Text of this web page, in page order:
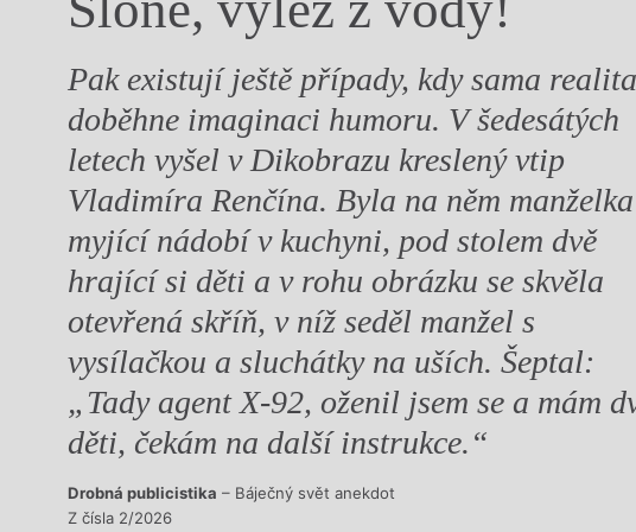
Výroční ceny
Pak existují ještě případy, kdy sama realita
doběhne imaginaci humoru. V šedesátých
letech vyšel v Dikobrazu kreslený vtip
Vladimíra Renčína. Byla na něm manželka
myjící nádobí v kuchyni, pod stolem dvě
hrající si děti a v rohu obrázku se skvěla
otevřená skříň, v níž seděl manžel s
vysílačkou a sluchátky na uších. Šeptal:
„Tady agent X-92, oženil jsem se a mám
děti, čekám na další instrukce.“
Drobná publicistika – Báječný svět anekdot
Z čísla 2/2026